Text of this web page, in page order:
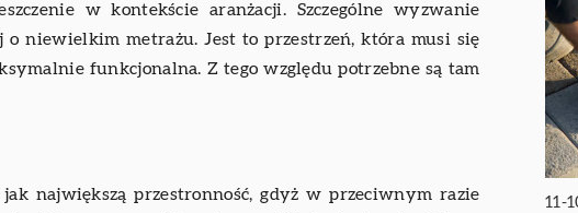
w kontekście aranżacji. Szczególne wyzwanie
o niewielkim metrażu. Jest to przestrzeń, która musi się
funkcjonalna. Z tego względu potrzebne są tam
największą przestronność, gdyż w przeciwnym razie
11-